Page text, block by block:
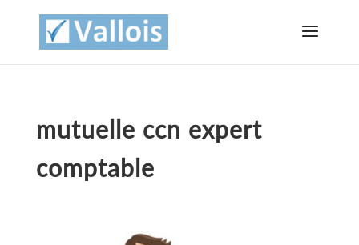
mutuelle ccn expert
comptable